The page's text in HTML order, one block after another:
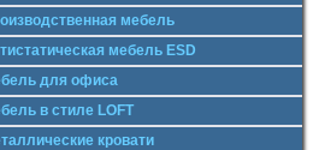
мебель
мебель ESD
для офиса
в стиле LOFT
кровати